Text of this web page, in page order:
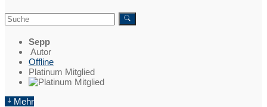
Sepp
Autor
Offline
Platinum Mitglied
Mehr